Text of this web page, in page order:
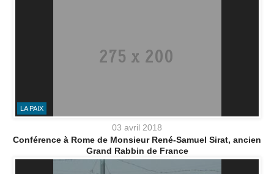
LA PAIX
03 avril 2018
Conférence à Rome de Monsieur René-Samuel Sirat, ancien
Grand Rabbin de France